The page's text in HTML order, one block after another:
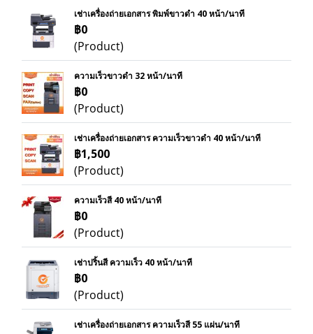
เช่าเครื่องถ่ายเอกสาร พิมพ์ขาวดำ 40 หน้า/นาที
฿0
(Product)
ความเร็วขาวดำ 32 หน้า/นาที
฿0
(Product)
เช่าเครื่องถ่ายเอกสาร ความเร็วขาวดำ 40 หน้า/นาที
฿1,500
(Product)
ความเร็วสี 40 หน้า/นาที
฿0
(Product)
เช่าปริ้นสี ความเร็ว 40 หน้า/นาที
฿0
(Product)
เช่าเครื่องถ่ายเอกสาร ความเร็วสี 55 แผ่น/นาที